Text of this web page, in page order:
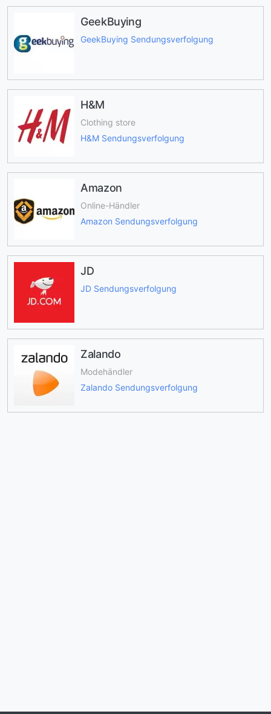
GeekBuying
GeekBuying Sendungsverfolgung
H&M
Clothing store
H&M Sendungsverfolgung
Amazon
Online-Händler
Amazon Sendungsverfolgung
JD
JD Sendungsverfolgung
Zalando
Modehändler
Zalando Sendungsverfolgung